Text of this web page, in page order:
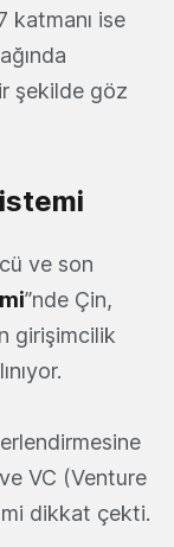
katmanı ise
şekilde göz
ve son
”nde Çin,
girişimcilik
VC (Venture
dikkat çekti.